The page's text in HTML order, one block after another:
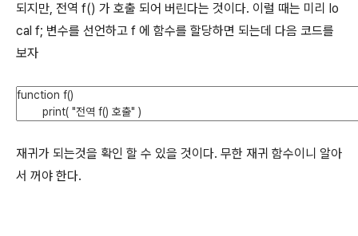
되지만, 전역 f() 가 호출 되어 버린다는 것이다. 이럴 때는 미리 lo
cal f; 변수를 선언하고 f 에 함수를 할당하면 되는데 다음 코드를
보자
재귀가 되는것을 확인 할 수 있을 것이다. 무한 재귀 함수이니 알아
서 꺼야 한다.